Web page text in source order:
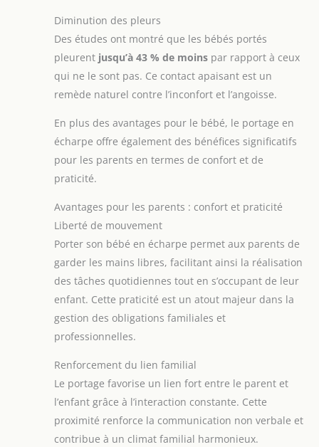
Diminution des pleurs
Des études ont montré que les bébés portés
pleurent jusqu’à 43 % de moins par rapport à ceux
qui ne le sont pas. Ce contact apaisant est un
remède naturel contre l’inconfort et l’angoisse.
En plus des avantages pour le bébé, le portage en
écharpe offre également des bénéfices significatifs
pour les parents en termes de confort et de
praticité.
Avantages pour les parents : confort et praticité
Liberté de mouvement
Porter son bébé en écharpe permet aux parents de
garder les mains libres, facilitant ainsi la réalisation
des tâches quotidiennes tout en s’occupant de leur
enfant. Cette praticité est un atout majeur dans la
gestion des obligations familiales et
professionnelles.
Renforcement du lien familial
Le portage favorise un lien fort entre le parent et
l’enfant grâce à l’interaction constante. Cette
proximité renforce la communication non verbale et
contribue à un climat familial harmonieux.